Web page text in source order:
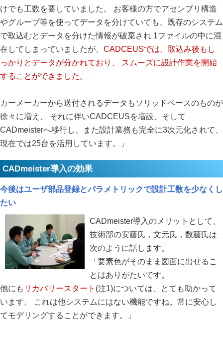
けでも工数を要していました。 お客様の方でアセンブリ構造
やグループ等を使ってデータを分けていても、既存のシステム
で取込むとデータを分けた情報が破棄され 1ファイルの中に混
在してしまっていましたが、 CADCEUSでは、取込み後もし
っかりとデータが分かれており、 スムーズに設計作業を開始
することができました。
カーメーカーから送付されるデータもソリッドベースのものが
徐々に増え、 それに伴いCADCEUSを増設、そして
CADmeisterへ移行し、また設計業務も完全に3次元化されて、
現在では25台を活用しています。」
CADmeister導入の効果
今後はユーザ部品登録とパラメトリックで設計工数を少なくし
たい
CADmeister導入のメリットとして、
技術部の安藤氏，文元氏，数藤氏は
次のように話します。
「要素色がそのまま図面に出せるこ
とはありがたいです。
他にも リカバリースタート (注1)については、とても助かって
います。 これは他システムにはない機能ですね。常に安心し
てモデリングすることができます。」